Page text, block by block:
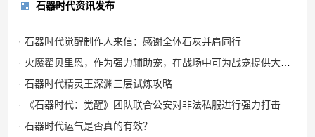
石器时代资讯发布
· 石器时代觉醒制作人来信：感谢全体石灰并肩同行
· 石器时代精灵王深渊三层试炼攻略
· 《石器时代：觉醒》团队联合公安对非法私服进行强力打击
· 石器时代运气是否真的有效？